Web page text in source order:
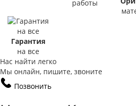
работы
Гарантия
на все
Нас найти легко
Мы онлайн, пишите, звоните
Позвонить